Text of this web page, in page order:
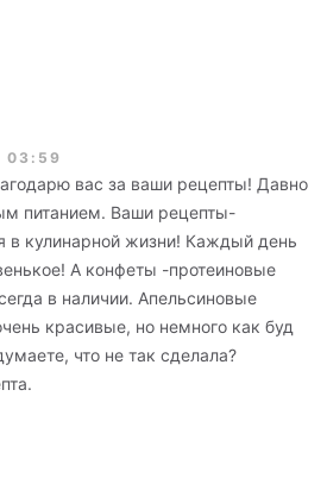
03:59
вас за ваши рецепты! Давно
питанием. Ваши рецепты-
в кулинарной жизни! Каждый день
А конфеты -протеиновые
в наличии. Апельсиновые
красивые, но немного как буд
что не так сделала?